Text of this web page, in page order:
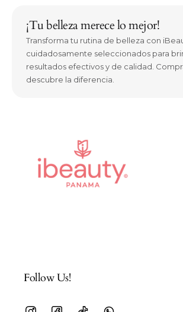
¡Tu belleza merece lo mejor!
Transforma tu rutina de belleza con
cuidadosamente seleccionados para
resultados efectivos y de calidad.
descubre la diferencia.
Follow Us!